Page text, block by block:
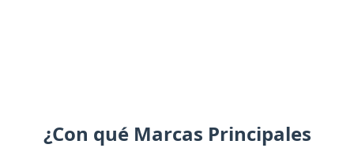
¿Con qué Marcas Principales